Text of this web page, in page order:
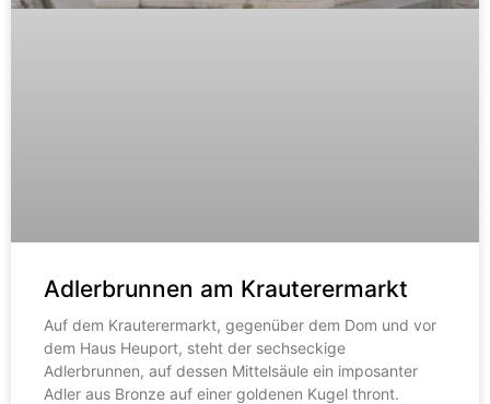
Adlerbrunnen am Krauterermarkt
Auf dem Krauterermarkt, gegenüber dem Dom und vor
dem Haus Heuport, steht der sechseckige
Adlerbrunnen, auf dessen Mittelsäule ein imposanter
Adler aus Bronze auf einer goldenen Kugel thront.